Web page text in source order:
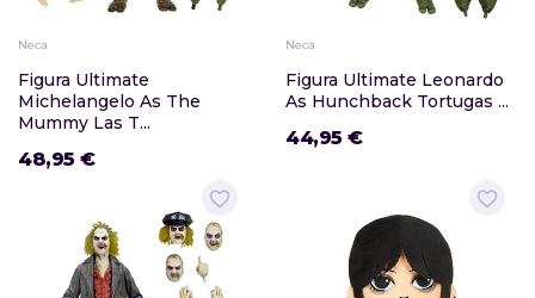
Neca
Figura Ultimate
Michelangelo As The
Mummy Las T...
48,95 €
Neca
Figura Ultimate Leonardo
As Hunchback Tortugas ...
44,95 €
favorite_border favorite_border